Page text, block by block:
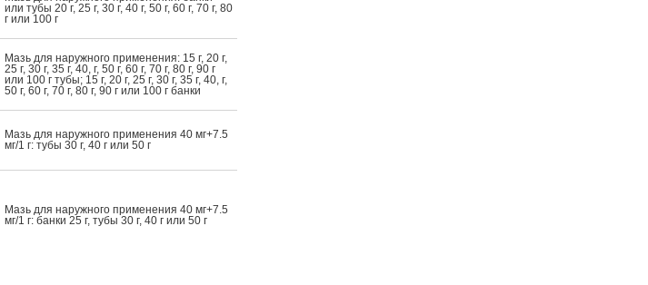
или ту­бы 20 г, 25 г, 30 г, 40 г, 50 г, 60 г, 70 г, 80
г или 100 г
Мазь для на­руж­но­го при­мене­ния: 15 г, 20 г,
25 г, 30 г, 35 г, 40, г, 50 г, 60 г, 70 г, 80 г, 90 г
или 100 г ту­бы; 15 г, 20 г, 25 г, 30 г, 35 г, 40, г,
50 г, 60 г, 70 г, 80 г, 90 г или 100 г бан­ки
Мазь для на­руж­но­го при­мене­ния 40 мг+7.5
мг/1 г: ту­бы 30 г, 40 г или 50 г
Мазь для на­руж­но­го при­мене­ния 40 мг+7.5
мг/1 г: бан­ки 25 г, ту­бы 30 г, 40 г или 50 г